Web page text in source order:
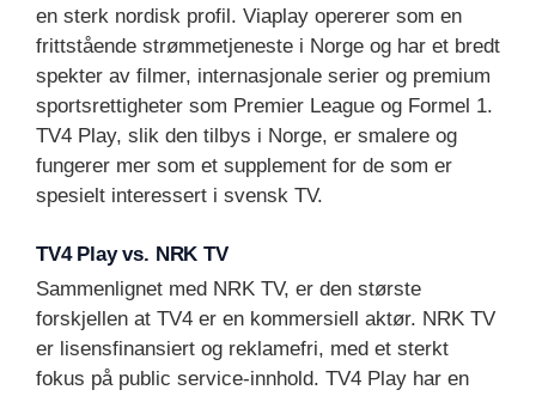
en sterk nordisk profil. Viaplay opererer som en
frittstående strømmetjeneste i Norge og har et bredt
spekter av filmer, internasjonale serier og premium
sportsrettigheter som Premier League og Formel 1.
TV4 Play, slik den tilbys i Norge, er smalere og
fungerer mer som et supplement for de som er
spesielt interessert i svensk TV.
TV4 Play vs. NRK TV
Sammenlignet med NRK TV, er den største
forskjellen at TV4 er en kommersiell aktør. NRK TV
er lisensfinansiert og reklamefri, med et sterkt
fokus på public service-innhold. TV4 Play har en